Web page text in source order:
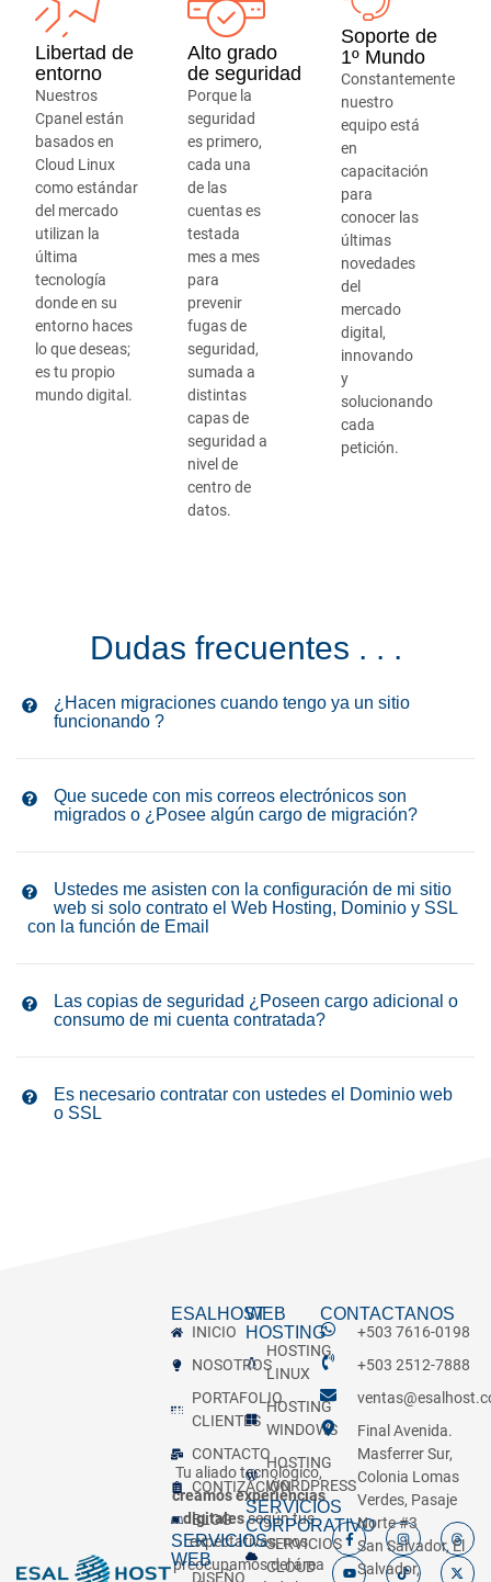
Libertad de
entorno
Nuestros
Cpanel están
basados en
Cloud Linux
como estándar
del mercado
utilizan la
última
tecnología
donde en su
entorno haces
lo que deseas;
es tu propio
mundo digital.
Alto grado
de seguridad
Porque la
seguridad
es primero,
cada una
de las
cuentas es
testada
mes a mes
para
prevenir
fugas de
seguridad,
sumada a
distintas
capas de
seguridad a
nivel de
centro de
datos.
Soporte de
1º Mundo
Constantemente
nuestro
equipo está
en
capacitación
para
conocer las
últimas
novedades
del
mercado
digital,
innovando
y
solucionando
cada
petición.
Dudas frecuentes . . .
¿Hacen migraciones cuando tengo ya un sitio
funcionando ?
Que sucede con mis correos electrónicos son
migrados o ¿Posee algún cargo de migración?
Ustedes me asisten con la configuración de mi sitio
web si solo contrato el Web Hosting, Dominio y SSL
con la función de Email
Las copias de seguridad ¿Poseen cargo adicional o
consumo de mi cuenta contratada?
Es necesario contratar con ustedes el Dominio web
o SSL
Tu aliado tecnológico,
creamos experiencias
digitalessegún tus
expectativas, nos
preocupamos del área
ESALHOST
INICIO
NOSOTROS
PORTAFOLIO
CLIENTES
CONTACTO
CONTIZACIÓN
BLOG
SERVICIOS
WEB
DISEÑO
WEB
HOSTING
HOSTING
LINUX
HOSTING
WINDOWS
HOSTING
WORDPRESS
SERVICIOS
CORPORATIVO
SERVICIOS
CLOUD
CONTACTANOS
+503 7616-0198
+503 2512-7888
Final Avenida.
Masferrer Sur,
Colonia Lomas
Verdes, Pasaje
Norte #3
San Salvador, El
Salvador,